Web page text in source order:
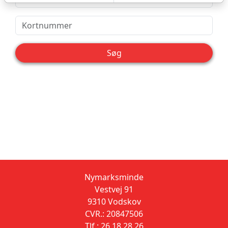
Søg
Nymarksminde
Vestvej 91
9310 Vodskov
CVR.: 20847506